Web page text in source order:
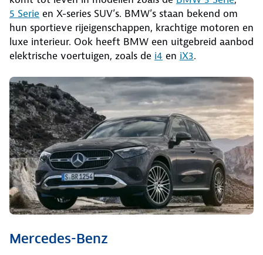
5 Serie en X-series SUV’s. BMW’s staan bekend om
hun sportieve rijeigenschappen, krachtige motoren en
luxe interieur. Ook heeft BMW een uitgebreid aanbod
elektrische voertuigen, zoals de i4 en iX3.
Mercedes-Benz